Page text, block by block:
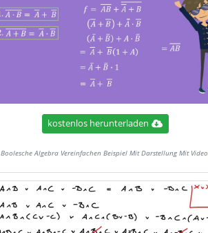
kostenlos herunterladen
Boolesche Algebra Vereinfachen Beispiel Mit Darstellung Mit Video